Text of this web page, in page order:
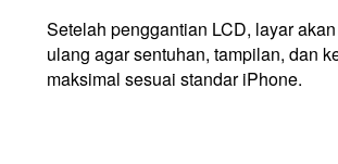
Setelah penggantian LCD, layar
ulang agar sentuhan, tampilan, dan
maksimal sesuai standar iPhone.